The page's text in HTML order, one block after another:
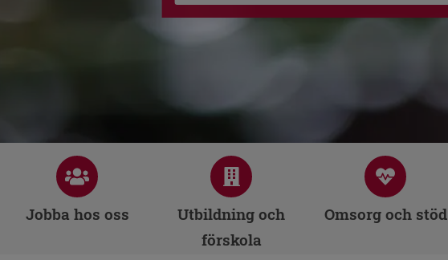
Jobba hos oss
Utbildning och
förskola
Omsorg och stöd